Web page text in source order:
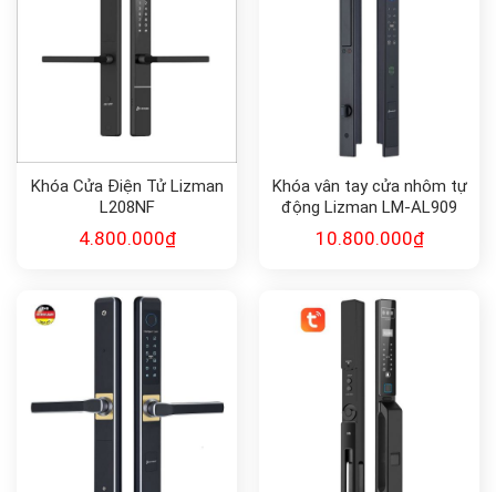
Khóa Cửa Điện Tử Lizman
L208NF
4.800.000₫
Khóa vân tay cửa nhôm tự
động Lizman LM-AL909
10.800.000₫